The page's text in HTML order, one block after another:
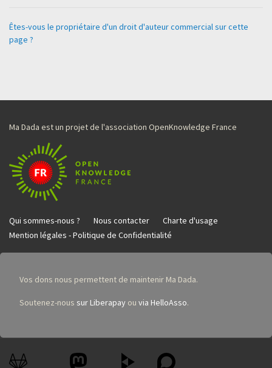
Êtes-vous le propriétaire d'un droit d'auteur commercial sur cette
page ?
Ma Dada est un projet de l'association OpenKnowledge France
Qui sommes-nous ? Nous contacter
Charte d'usage
Mention légales - Politique de Confidentialité
Vos dons nous permettent de maintenir Ma Dada.
Soutenez-nous sur Liberapay ou via HelloAsso.